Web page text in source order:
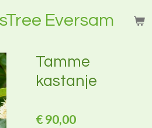
Eversam
Tamme
kastanje
€ 90,00